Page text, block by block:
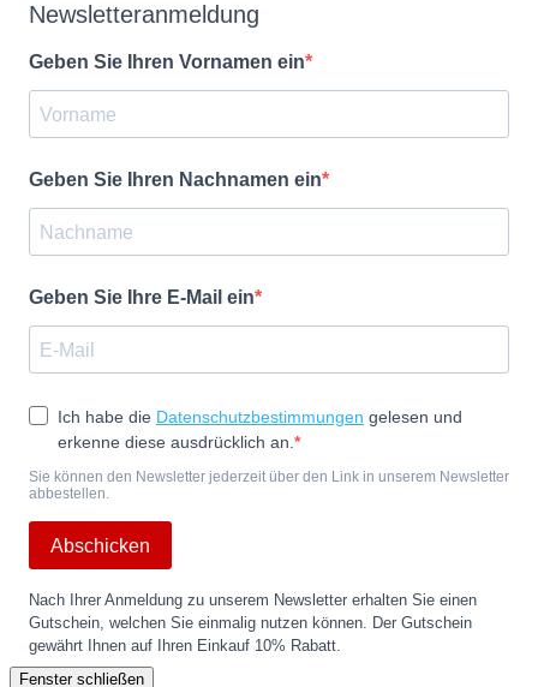
Newsletteranmeldung
Geben Sie Ihren Vornamen ein
Geben Sie Ihren Nachnamen ein
Geben Sie Ihre E-Mail ein
Ich habe die Datenschutzbestimmungen gelesen und
erkenne diese ausdrücklich an.
Sie können den Newsletter jederzeit über den Link in unserem Newsletter
abbestellen.
Abschicken
Nach Ihrer Anmeldung zu unserem Newsletter erhalten Sie einen
Gutschein, welchen Sie einmalig nutzen können. Der Gutschein
gewährt Ihnen auf Ihren Einkauf 10% Rabatt.
Fenster schließen